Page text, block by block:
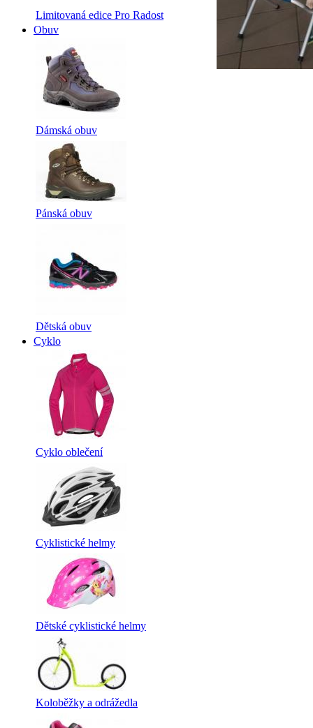
Limitovaná edice Pro Radost
Obuv
Dámská obuv
Pánská obuv
Dětská obuv
Cyklo
Cyklo oblečení
Cyklistické helmy
Dětské cyklistické helmy
Koloběžky a odrážedla